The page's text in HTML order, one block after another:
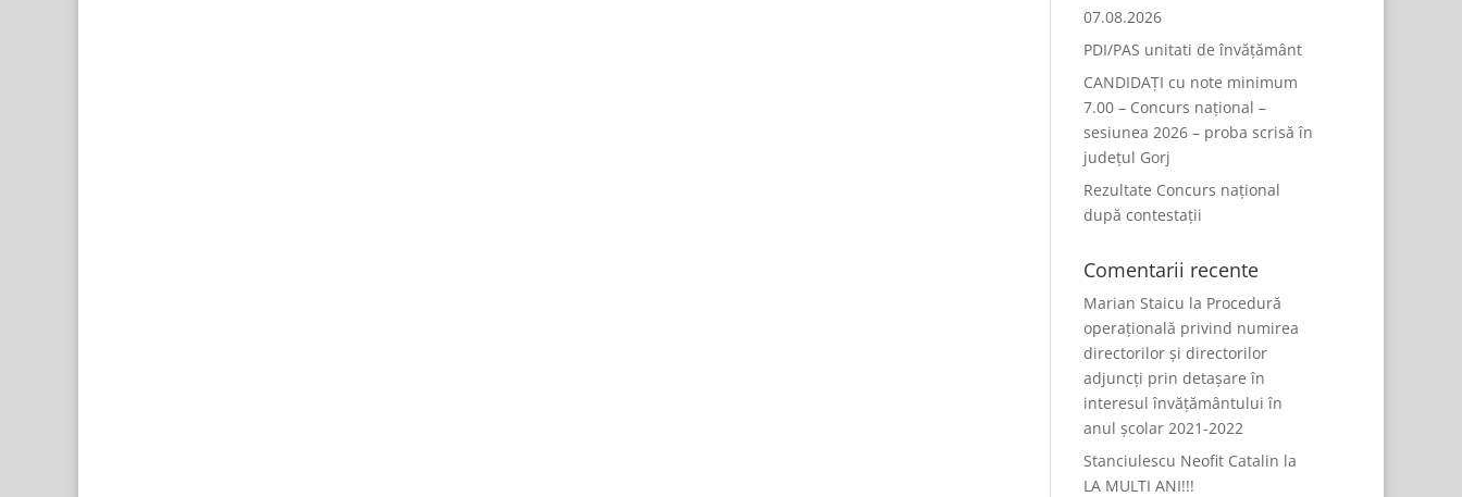
07.08.2026
PDI/PAS unitati de învățământ
CANDIDAȚI cu note minimum
7.00 – Concurs național –
sesiunea 2026 – proba scrisă în
județul Gorj
Rezultate Concurs național
după contestații
Comentarii recente
Marian Staicu la Procedură
operațională privind numirea
directorilor și directorilor
adjuncți prin detașare în
interesul învățământului în
anul școlar 2021-2022
Stanciulescu Neofit Catalin la
LA MULTI ANI!!!